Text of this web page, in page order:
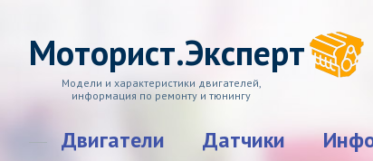
Моторист.Эксперт
Модели и характеристики двигателей,
информация по ремонту и тюнингу
Двигатели Датчики